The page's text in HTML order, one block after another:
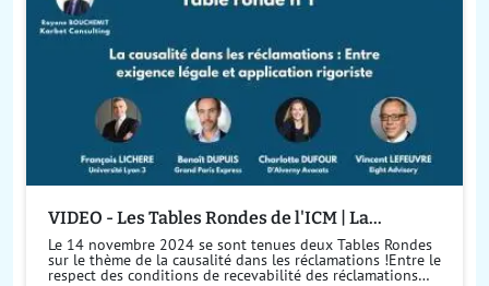
VIDEO - Les Tables Rondes de l'ICM | La
causalité dans les réclamations : Entre exigence
légale et application rigoriste
Le 14 novembre 2024 se sont tenues deux Tables Rondes
sur le thème de la causalité dans les réclamations !Entre le
respect des conditions de recevabilité des réclamations